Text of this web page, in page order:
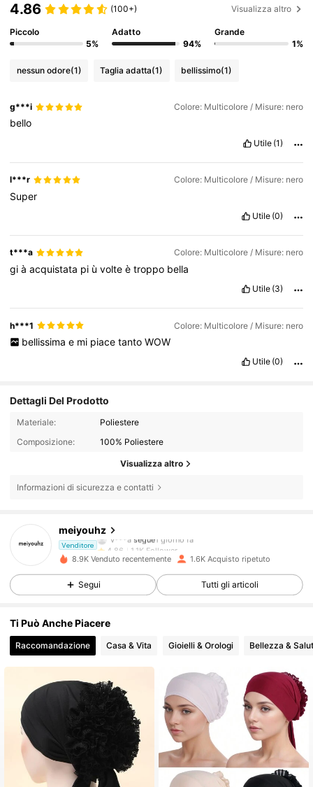
4.86 (100+) Visualizza altro
Piccolo
5%
Adatto
94%
Grande
1%
nessun odore(1) Taglia adatta(1) bellissimo(1)
g***i Colore: Multicolore / Misure: nero
bello
Utile (1)
l***r Colore: Multicolore / Misure: nero
Super
Utile (0)
t***a Colore: Multicolore / Misure: nero
giàacquistata pi ùvolteètroppo bella
Utile (3)
h***1 Colore: Multicolore / Misure: nero
bellissima e mi piace tanto WOW
Utile (0)
Dettagli Del Prodotto
Materiale:
Poliestere
Composizione:
100% Poliestere
Visualizza altro
Informazioni di sicurezza e contatti
meiyouhz
Venditore
v***a
4.86
1.1K Follower
1.1K Follower
4.86 1.1K Follower
4.86 1.1K Follower
1.1K Follower
1.1K Follower
8.9K Venduto recentemente 1.6K Acquisto ripetuto
Segui Tutti gli articoli
Ti Può Anche Piacere
Raccomandazione Casa & Vita Gioielli & Orologi Bellezza &